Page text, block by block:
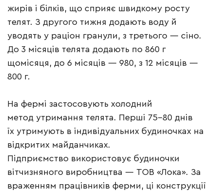
жирів і білків, що сприяє швидкому росту
телят. З другого тижня додають воду й
уводять у раціон гранули, з третього — сіно.
До 3 місяців телята додають по 860 г
щомісяця, до 6 місяців — 980, з 12 місяців —
800 г.
На фермі застосовують холодний
метод утримання телята. Перші 75–80 днів
їх утримують в індивідуальних будиночках на
відкритих майданчиках.
Підприємство використовує будиночки
вітчизняного виробництва — ТОВ «Лока». За
враженням працівників ферми, ці конструкції